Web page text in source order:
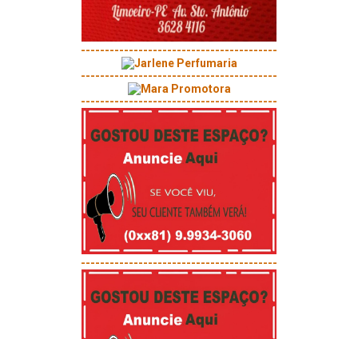
-----------------------------------------
-----------------------------------------
-----------------------------------------
-----------------------------------------